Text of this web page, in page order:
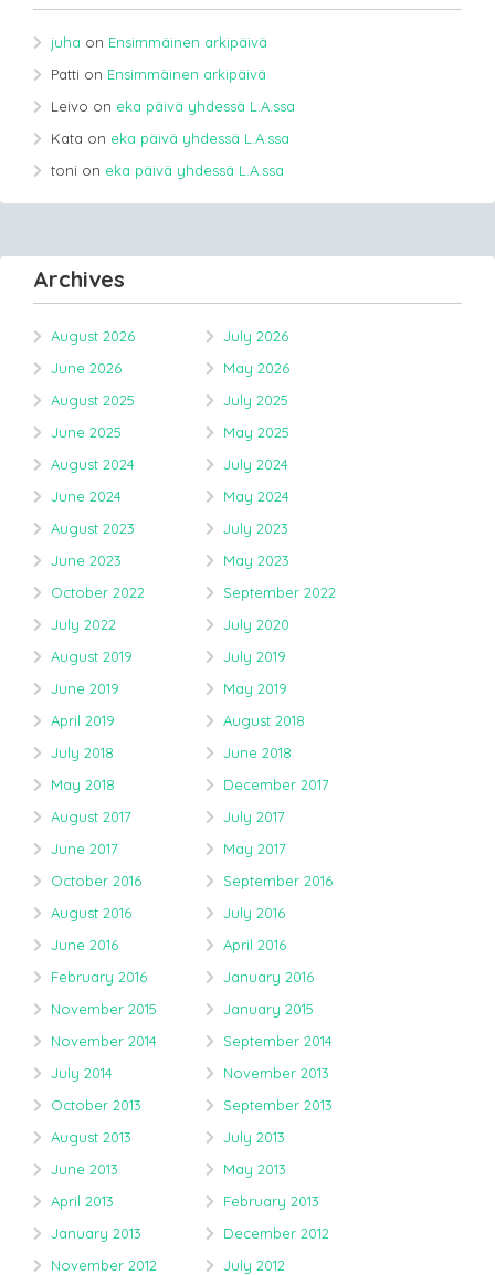
juha on Ensimmäinen arkipäivä
Patti on Ensimmäinen arkipäivä
Leivo on eka päivä yhdessä L.A.ssa
Kata on eka päivä yhdessä L.A.ssa
toni on eka päivä yhdessä L.A.ssa
Archives
August 2026
July 2026
June 2026
May 2026
August 2025
July 2025
June 2025
May 2025
August 2024
July 2024
June 2024
May 2024
August 2023
July 2023
June 2023
May 2023
October 2022
September 2022
July 2022
July 2020
August 2019
July 2019
June 2019
May 2019
April 2019
August 2018
July 2018
June 2018
May 2018
December 2017
August 2017
July 2017
June 2017
May 2017
October 2016
September 2016
August 2016
July 2016
June 2016
April 2016
February 2016
January 2016
November 2015
January 2015
November 2014
September 2014
July 2014
November 2013
October 2013
September 2013
August 2013
July 2013
June 2013
May 2013
April 2013
February 2013
January 2013
December 2012
November 2012
July 2012